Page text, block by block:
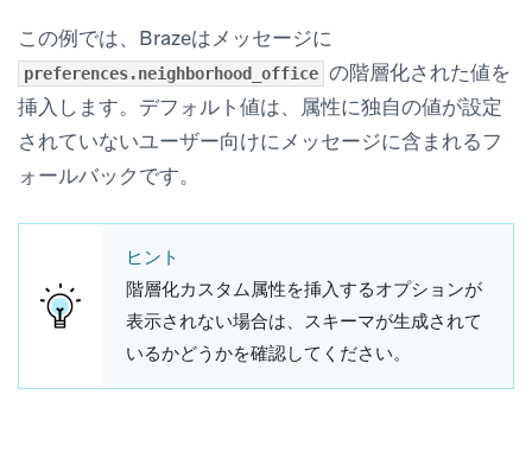
この例では、Brazeはメッセージに
preferences.neighborhood_office の階層化された値を
挿入します。デフォルト値は、属性に独自の値が設定
されていないユーザー向けにメッセージに含まれるフ
ォールバックです。
ヒント
階層化カスタム属性を挿入するオプションが
表示されない場合は、スキーマが生成されて
いるかどうかを確認してください。